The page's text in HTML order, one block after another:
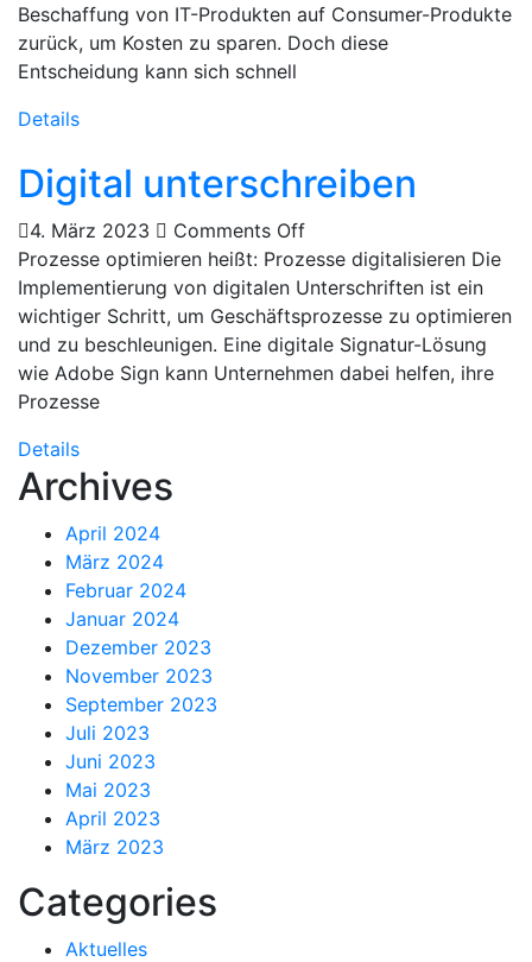
Beschaffung von IT-Produkten auf Consumer-Produkte
zurück, um Kosten zu sparen. Doch diese
Entscheidung kann sich schnell
Details
Digital unterschreiben
4. März 2023
Comments Off
Prozesse optimieren heißt: Prozesse digitalisieren Die
Implementierung von digitalen Unterschriften ist ein
wichtiger Schritt, um Geschäftsprozesse zu optimieren
und zu beschleunigen. Eine digitale Signatur-Lösung
wie Adobe Sign kann Unternehmen dabei helfen, ihre
Prozesse
Details
Archives
April 2024
März 2024
Februar 2024
Januar 2024
Dezember 2023
November 2023
September 2023
Juli 2023
Juni 2023
Mai 2023
April 2023
März 2023
Categories
Aktuelles